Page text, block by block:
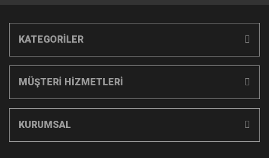
KATEGORİLER
MÜŞTERİ HİZMETLERİ
KURUMSAL